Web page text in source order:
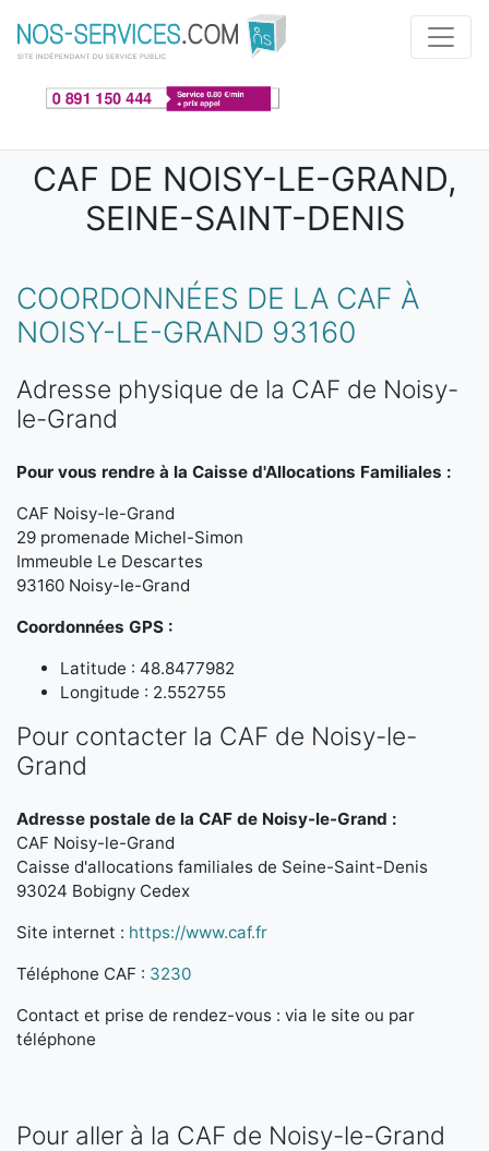
Aller au contenu principal
CAF DE NOISY-LE-GRAND,
SEINE-SAINT-DENIS
COORDONNÉES DE LA CAF À
NOISY-LE-GRAND 93160
Adresse physique de la CAF de Noisy-
le-Grand
Pour vous rendre à la Caisse d'Allocations Familiales :
CAF Noisy-le-Grand
29 promenade Michel-Simon
Immeuble Le Descartes
93160 Noisy-le-Grand
Coordonnées GPS :
Latitude : 48.8477982
Longitude : 2.552755
Pour contacter la CAF de Noisy-le-
Grand
Adresse postale de la CAF de Noisy-le-Grand :
CAF Noisy-le-Grand
Caisse d'allocations familiales de Seine-Saint-Denis
93024 Bobigny Cedex
Site internet : https://www.caf.fr
Téléphone CAF : 3230
Contact et prise de rendez-vous : via le site ou par
téléphone
Pour aller à la CAF de Noisy-le-Grand